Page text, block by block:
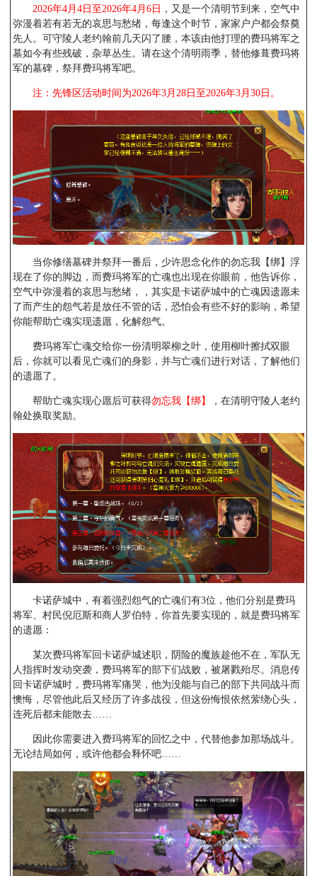
2026年4月4日至2026年4月6日 ，又是一个清明节到来，空气中
弥漫着若有若无的哀思与愁绪，每逢这个时节，家家户户都会祭奠
先人。可守陵人老约翰前几天闪了腰，本该由他打理的费玛将军之
墓如今有些残破，杂草丛生。请在这个清明雨季，替他修葺费玛将
军的墓碑，祭拜费玛将军吧。
注：先锋区活动时间为2026年3月28日至2026年3月30日。
当你修缮墓碑并祭拜一番后，少许思念化作的勿忘我【绑】浮
现在了你的脚边，而费玛将军的亡魂也出现在你眼前，他告诉你，
空气中弥漫着的哀思与愁绪，，其实是卡诺萨城中的亡魂因遗愿未
了而产生的怨气若是放任不管的话，恐怕会有些不好的影响，希望
你能帮助亡魂实现遗愿，化解怨气。
费玛将军亡魂交给你一份清明翠柳之叶，使用柳叶擦拭双眼
后，你就可以看见亡魂们的身影，并与亡魂们进行对话，了解他们
的遗愿了。
帮助亡魂实现心愿后可获得勿忘我【绑】
，在清明守陵人老约
翰处换取奖励。
卡诺萨城中，有着强烈怨气的亡魂们有3位，他们分别是费玛
将军、村民倪厄斯和商人罗伯特，你首先要实现的，就是费玛将军
的遗愿：
某次费玛将军回卡诺萨城述职，阴险的魔族趁他不在，军队无
人指挥时发动突袭，费玛将军的部下们战败，被屠戮殆尽。消息传
回卡诺萨城时，费玛将军痛哭，他为没能与自己的部下共同战斗而
懊悔，尽管他此后又经历了许多战役，但这份悔恨依然萦绕心头，
连死后都未能散去……
因此你需要进入费玛将军的回忆之中，代替他参加那场战斗。
无论结局如何，或许他都会释怀吧……